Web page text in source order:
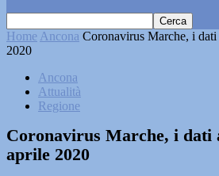
Home Ancona Coronavirus Marche, i
2020
Ancona
Attualità
Regione
Coronavirus Marche, i dati
aprile 2020